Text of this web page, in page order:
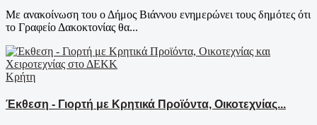
Με ανακοίνωση του ο Δήμος Βιάννου ενημερώνει τους δημότες ότι
το Γραφείο Δακοκτονίας θα...
Κρήτη
Έκθεση - Γιορτή με Κρητικά Προϊόντα, Οικοτεχνίας...